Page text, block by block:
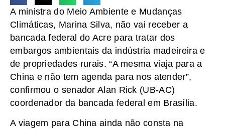
A ministra do Meio Ambiente e Mudanças
Climáticas, Marina Silva, não vai receber a
bancada federal do Acre para tratar dos
embargos ambientais da indústria madeireira e
de propriedades rurais. “A mesma viaja para a
China e não tem agenda para nos atender”,
confirmou o senador Alan Rick (UB-AC)
coordenador da bancada federal em Brasília.
A viagem para China ainda não consta na